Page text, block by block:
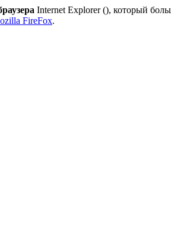
Internet Explorer (), который
FireFox.